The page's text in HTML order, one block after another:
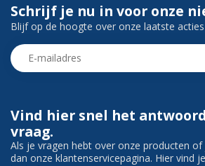
Vind hier snel het
vraag.
Als je vragen hebt over onze producten
dan onze klantenservicepagina. Hier vind
Schrijf je nu in voor onze
Blijf op de hoogte over onze laatste acties